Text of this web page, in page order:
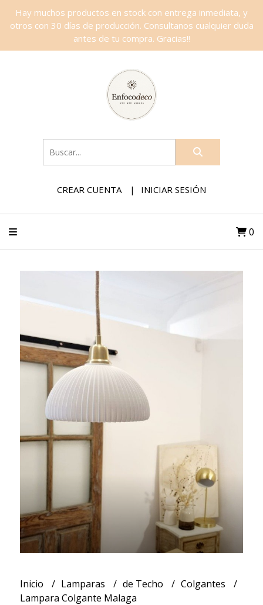
Hay muchos productos en stock con entrega inmediata, y
otros con 30 días de producción. Consultanos cualquier duda
antes de tu compra. Gracias!!
CREAR CUENTA INICIAR SESIÓN
0
Inicio Lamparas de Techo
Colgantes
Lampara Colgante Malaga